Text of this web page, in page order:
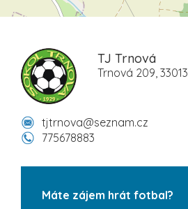
TJ Trnová
Trnová 209, 33013
tjtrnova@seznam.cz
775678883
Máte zájem hrát fotbal?